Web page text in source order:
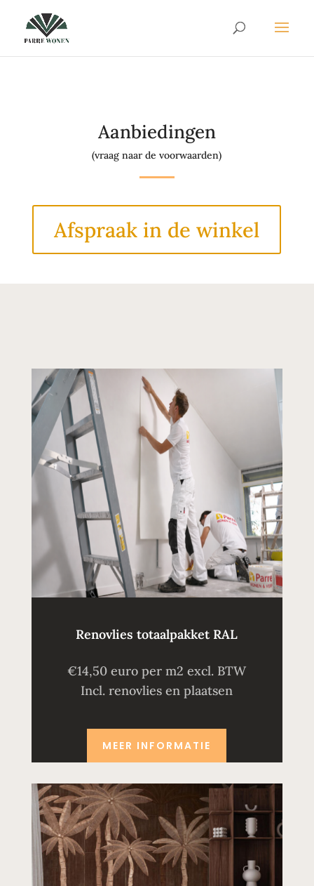
Aanbiedingen
(vraag naar de voorwaarden)
Afspraak in de winkel
Renovlies totaalpakket RAL
€14,50 euro per m2 excl. BTW
Incl. renovlies en plaatsen
MEER INFORMATIE